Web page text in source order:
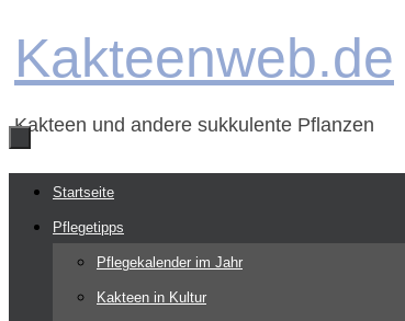
Inhalt
Kakteenweb.de
Kakteen und andere sukkulente Pflanzen
Zum
Inhalt
springen
Startseite
Pflegetipps
Pflegekalender im Jahr
Kakteen in Kultur